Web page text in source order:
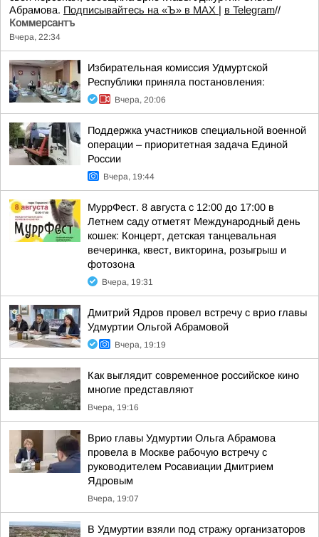
Абрамова. Подписывайтесь на «Ъ» в MAX | в Telegram//
Коммерсантъ
Вчера, 22:34
Избирательная комиссия Удмуртской
Республики приняла постановления:
Вчера, 20:06
Поддержка участников специальной военной
операции – приоритетная задача Единой
России
Вчера, 19:44
МуррФест. 8 августа с 12:00 до 17:00 в
Летнем саду отметят Международный день
кошек: Концерт, детская танцевальная
вечеринка, квест, викторина, розыгрыш и
фотозона
Вчера, 19:31
Дмитрий Ядров провел встречу с врио главы
Удмуртии Ольгой Абрамовой
Вчера, 19:19
Как выглядит современное российское кино
многие представляют
Вчера, 19:16
Врио главы Удмуртии Ольга Абрамова
провела в Москве рабочую встречу с
руководителем Росавиации Дмитрием
Ядровым
Вчера, 19:07
В Удмуртии взяли под стражу организаторов